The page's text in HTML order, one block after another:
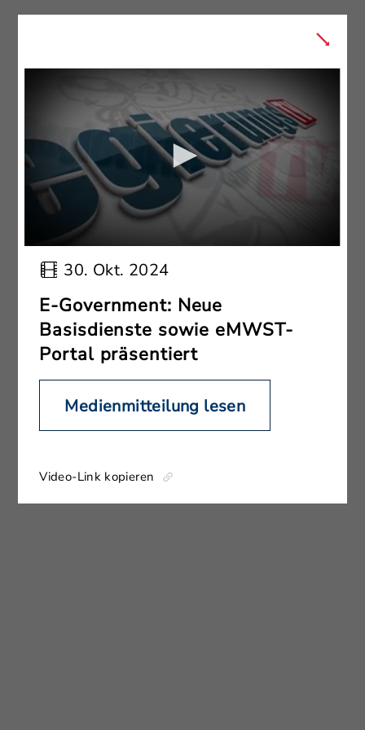
30. Okt. 2024
E-Government: Neue
Basisdienste sowie eMWST-
Portal präsentiert
Medienmitteilung lesen
Video-Link kopieren